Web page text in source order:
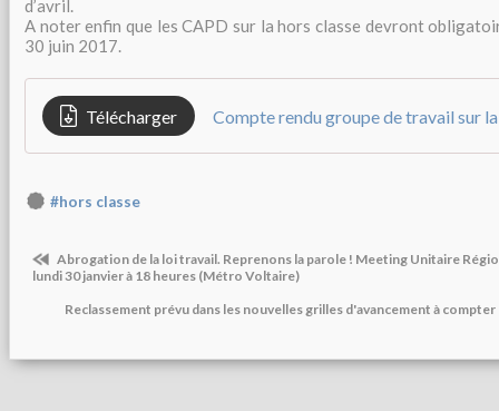
d’avril.
A noter enfin que les CAPD sur la hors classe devront
30 juin 2017.
Télécharger Compte rendu groupe de travail sur
#hors classe
Abrogation de la loi travail. Reprenons la parole ! Meeting Unitaire
lundi 30 janvier à 18 heures (Métro Voltaire)
Reclassement prévu dans les nouvelles grilles d'avancement à